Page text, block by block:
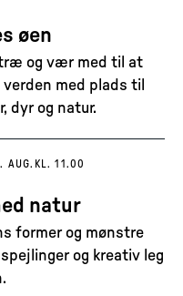
øen
træ og vær med til at
med plads til
dyr og natur.
AUG. KL. 11.00
natur
former og mønstre
og kreativ leg